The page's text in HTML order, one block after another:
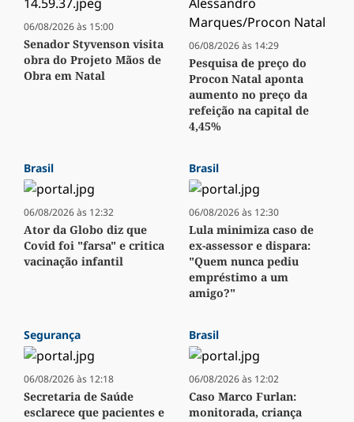
06/08/2026 às 15:00
Senador Styvenson visita
obra do Projeto Mãos de
Obra em Natal
06/08/2026 às 14:29
Pesquisa de preço do
Procon Natal aponta
aumento no preço da
refeição na capital de
4,45%
Brasil
06/08/2026 às 12:32
Ator da Globo diz que
Covid foi "farsa" e critica
vacinação infantil
Brasil
06/08/2026 às 12:30
Lula minimiza caso de
ex-assessor e dispara:
"Quem nunca pediu
empréstimo a um
amigo?"
Segurança
06/08/2026 às 12:18
Secretaria de Saúde
esclarece que pacientes e
Brasil
06/08/2026 às 12:02
Caso Marco Furlan:
monitorada, criança